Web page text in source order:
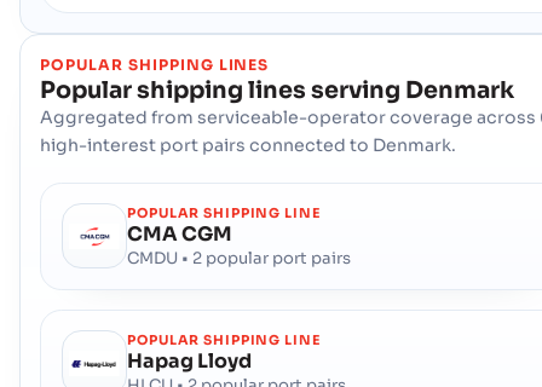
รหัสไปรษณีย์ :-
รหัสพอร์ต :DKSKV
Strandby
เม องท า
ที่อยู่ :Strandby (DKSTD), Denmark, Europe
Struer (DK)
รหัสพอร์ต :
DKSTR
POPULAR SHIPPING LINES
Popular shipping lines serving Denmark
Aggregated from serviceable-operator coverage across
high-interest port pairs connected to Denmark.
POPULAR SHIPPING LINE
CMA CGM
CMDU • 2 popular port pairs
POPULAR SHIPPING LINE
Hapag Lloyd